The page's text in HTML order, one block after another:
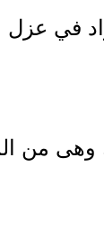
في عزل
من